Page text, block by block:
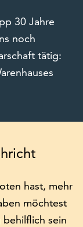
30 Jahre
noch
tätig:
hast, mehr
möchtest
sein